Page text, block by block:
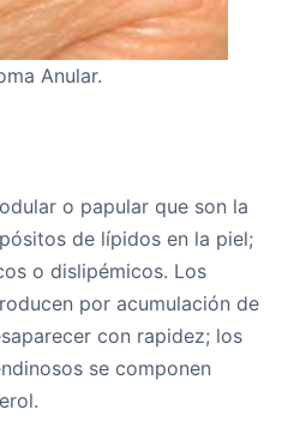
Anular.
o papular que son la
de lípidos en la piel;
o dislipémicos. Los
por acumulación de
con rapidez; los
se componen